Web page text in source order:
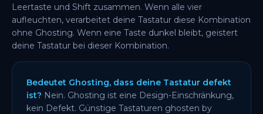
Leertaste und Shift zusammen. Wenn alle vier
aufleuchten, verarbeitet deine Tastatur diese Kombination
ohne Ghosting. Wenn eine Taste dunkel bleibt, geistert
deine Tastatur bei dieser Kombination.
Bedeutet Ghosting, dass deine Tastatur defekt
ist? Nein. Ghosting ist eine Design-Einschränkung,
kein Defekt. Günstige Tastaturen ghosten by